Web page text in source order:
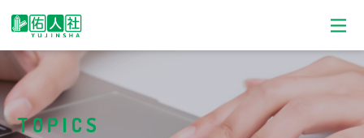
TOPICS